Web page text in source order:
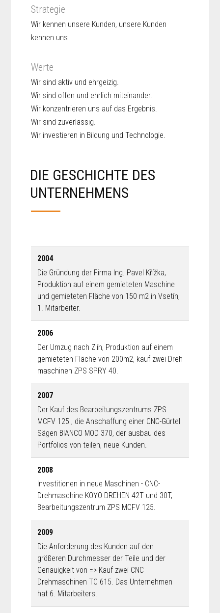
Strategie
Wir kennen unsere Kunden, unsere Kunden
kennen uns.
Werte
Wir sind aktiv und ehrgeizig.
Wir sind offen und ehrlich miteinander.
Wir konzentrieren uns auf das Ergebnis.
Wir sind zuverlässig.
Wir investieren in Bildung und Technologie.
DIE GESCHICHTE DES
UNTERNEHMENS
2004
Die Gründung der Firma Ing. Pavel Křížka,
Produktion auf einem gemieteten Maschine
und gemieteten Fläche von 150 m2 in Vsetín,
1. Mitarbeiter.
2006
Der Umzug nach Zlín, Produktion auf einem
gemieteten Fläche von 200m2, kauf zwei Dreh
maschinen ZPS SPRY 40.
2007
Der Kauf des Bearbeitungszentrums ZPS
MCFV 125 , die Anschaffung einer CNC-Gürtel
Sägen BIANCO MOD 370, der ausbau des
Portfolios von teilen, neue Kunden.
2008
Investitionen in neue Maschinen - CNC-
Drehmaschine KOYO DREHEN 42T und 30T,
Bearbeitungszentrum ZPS MCFV 125.
2009
Die Anforderung des Kunden auf den
größeren Durchmesser der Teile und der
Genauigkeit von => Kauf zwei CNC
Drehmaschinen TC 615. Das Unternehmen
hat 6. Mitarbeiters.